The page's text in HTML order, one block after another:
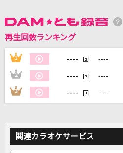
再生回数ランキング
1 ---- 回 ----
2 ---- 回 ----
3 ---- 回 ----
関連カラオケサービス